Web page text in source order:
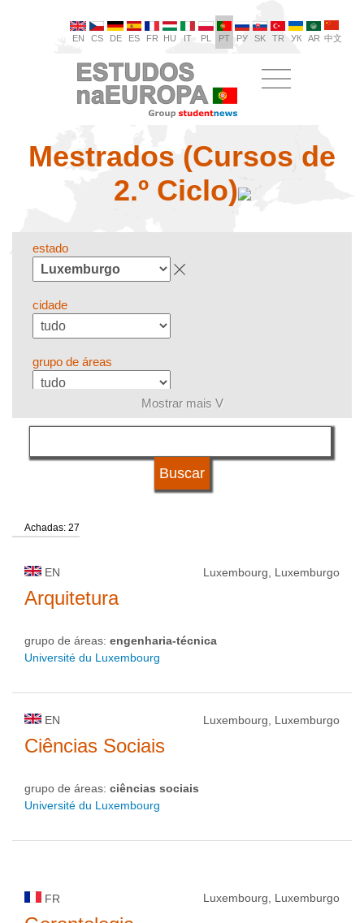
EN CS DE ES FR HU IT PL PT РУ SK TR УК AR 中文
Mestrados (Cursos de
2.º Ciclo)
estado
cidade
grupo de áreas
língua
Mostrar mais V
Achadas: 27
EN Luxembourg, Luxemburgo
Arquitetura
grupo de áreas: engenharia-técnica
Université du Luxembourg
EN Luxembourg, Luxemburgo
Ciências Sociais
grupo de áreas: ciências sociais
Université du Luxembourg
FR Luxembourg, Luxemburgo